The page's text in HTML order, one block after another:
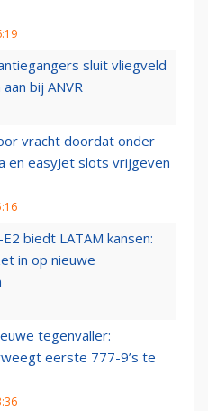
sluit vliegveld
bij ANVR
vracht doordat onder
en easyJet slots vrijgeven
biedt LATAM kansen:
in op nieuwe
tegenvaller:
eerste 777-9’s te